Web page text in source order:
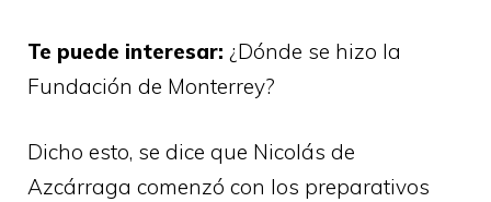
Te puede interesar: ¿Dónde se hizo la
Fundación de Monterrey?
Dicho esto, se dice que Nicolás de
Azcárraga comenzó con los preparativos